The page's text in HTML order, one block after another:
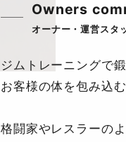
Owners
ジムトレーニングで
お客様の体を包み込
格闘家やレスラーの